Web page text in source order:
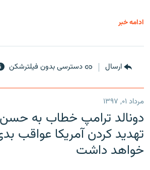
ادامه خبر
ارسال دسترسی بدون فیلترشکن
مرداد ۰۱, ۱۳۹۷
دونالد ترامپ خطاب به
تهدید کردن آمریکا عواقب
خواهد داشت